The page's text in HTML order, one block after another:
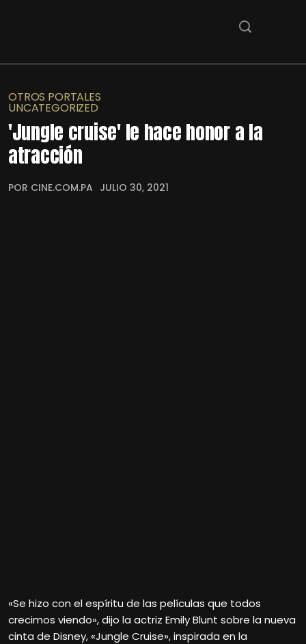
OTROS PORTALES
UNCATEGORIZED
'Jungle cruise' le hace honor a la
atracción
POR CINE.COM.PA JULIO 30, 2021
«Se hizo con el espíritu de las películas que todos
crecimos viendo», dijo la actriz Emily Blunt sobre la nueva
cinta de Disney, «Jungle Cruise», inspirada en la